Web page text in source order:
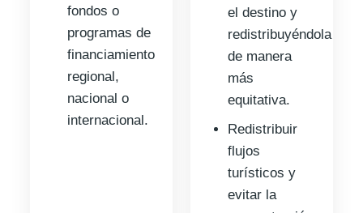
fondos o
programas de
financiamiento
regional,
nacional o
internacional.
el destino y
redistribuyéndola
de manera
más
equitativa.
Redistribuir
flujos
turísticos y
evitar la